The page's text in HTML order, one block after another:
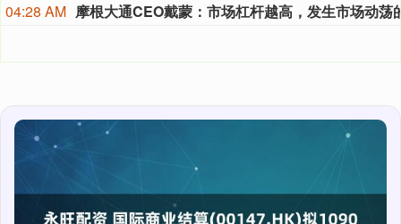
04:28 AM